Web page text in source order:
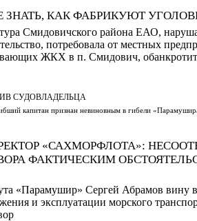
ЗНАТЬ, КАК ФАБРИКУЮТ
Смидовичского района ЕАО,
потребовала от местных
ЖКХ в п. Смидович,
СУДОВЛАДЕЛЬЦА
капитан признан невиновным в гибели
«САХМОРФЛОТА»:
ФАКТИЧЕСКИМ
«Парамушир» Сергей Абрамов вину
и эксплуатации морского